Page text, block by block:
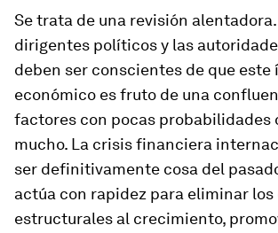
Se trata de una revisión
dirigentes políticos y las
deben ser conscientes de que este
económico es fruto de una
factores con pocas probabilidades
mucho. La crisis financiera
ser definitivamente cosa del
actúa con rapidez para eliminar
estructurales al crecimiento,